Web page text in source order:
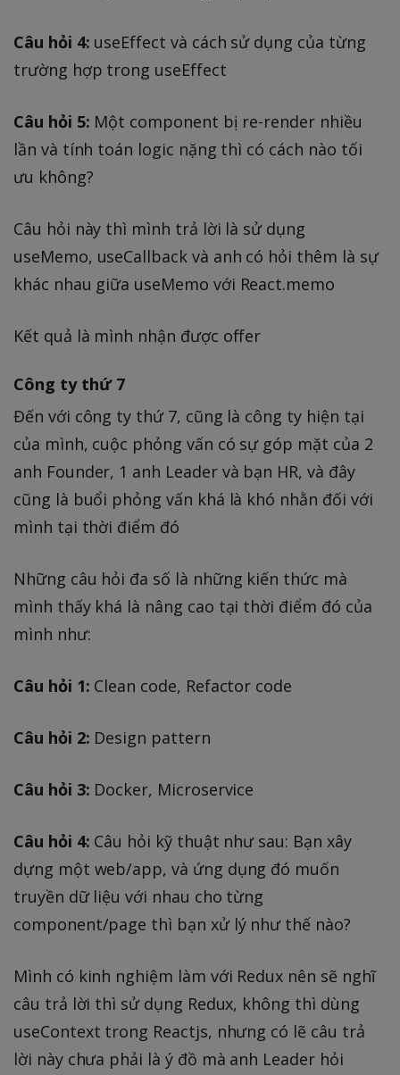
Câu hỏi 4: useEffect và cách sử dụng của từng
trường hợp trong useEffect
Câu hỏi 5: Một component bị re-render nhiều
lần và tính toán logic nặng thì có cách nào tối
ưu không?
Câu hỏi này thì mình trả lời là sử dụng
useMemo, useCallback và anh có hỏi thêm là sự
khác nhau giữa useMemo với React.memo
Kết quả là mình nhận được offer
Công ty thứ 7
Đến với công ty thứ 7, cũng là công ty hiện tại
của mình, cuộc phỏng vấn có sự góp mặt của 2
anh Founder, 1 anh Leader và bạn HR, và đây
cũng là buổi phỏng vấn khá là khó nhằn đối với
mình tại thời điểm đó
Những câu hỏi đa số là những kiến thức mà
mình thấy khá là nâng cao tại thời điểm đó của
mình như:
Câu hỏi 1: Clean code, Refactor code
Câu hỏi 2: Design pattern
Câu hỏi 3: Docker, Microservice
Câu hỏi 4: Câu hỏi kỹ thuật như sau: Bạn xây
dựng một web/app, và ứng dụng đó muốn
truyền dữ liệu với nhau cho từng
component/page thì bạn xử lý như thế nào?
Mình có kinh nghiệm làm với Redux nên sẽ nghĩ
câu trả lời thì sử dụng Redux, không thì dùng
useContext trong Reactjs, nhưng có lẽ câu trả
lời này chưa phải là ý đồ mà anh Leader hỏi